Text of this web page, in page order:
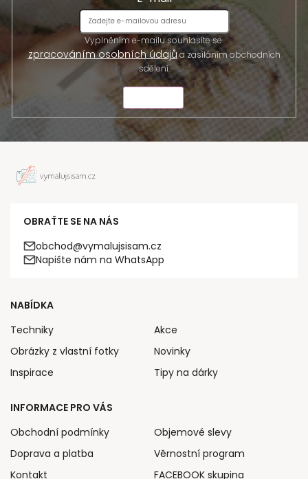
Vyplněním e-mailu souhlasíte se
zpracováním osobních údajůa zasíláním obchodních
sdělení.
OBRAŤTE SE NA NÁS
obchod@vymalujsisam.cz
Napište nám na WhatsApp
NABÍDKA
Techniky
Obrázky z vlastní fotky
Inspirace
Akce
Novinky
Tipy na dárky
INFORMACE PRO VÁS
Obchodní podmínky
Doprava a platba
Kontakt
Objemové slevy
Věrnostní program
FACEBOOK skupina